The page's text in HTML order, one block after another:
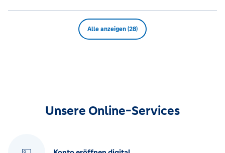
Alle anzeigen (28)
Unsere Online-Services